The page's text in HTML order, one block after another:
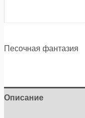
Песочная фантазия
Описание